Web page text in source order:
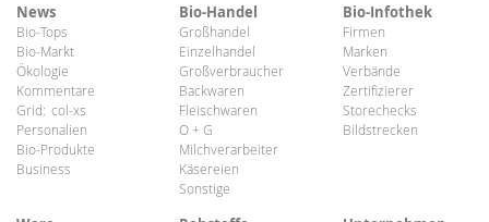
News
Bio-Tops
Bio-Markt
Ökologie
Kommentare
Grid: col-xs
Personalien
Bio-Produkte
Business
Bio-Handel
Großhandel
Einzelhandel
Großverbraucher
Backwaren
Fleischwaren
O + G
Milchverarbeiter
Käsereien
Sonstige
Bio-Infothek
Firmen
Marken
Verbände
Zertifizierer
Storechecks
Bildstrecken